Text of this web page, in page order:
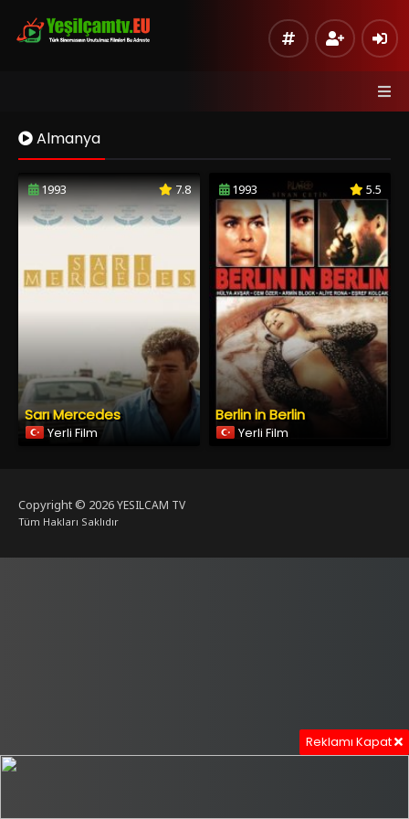
Almanya
1993 7.8
Sarı Mercedes
Yerli Film
1993 5.5
Berlin in Berlin
Yerli Film
Copyright © 2026YESILCAM TV
Tüm Hakları Saklıdır
Reklamı Kapat